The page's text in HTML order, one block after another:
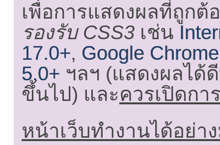
เพื่อการแสดงผลที่ถูกต้
รองรับ CSS3 เช่น
17.0+, Google
5.0+ ฯลฯ (แสดงผลได้
ขึ้นไป) และควรเปิดกา
หน้าเว็บทำงานได้อย่า